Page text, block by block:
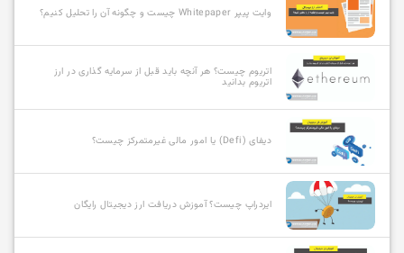
وایت پیپر Whitepaper چیست و چگونه آن را تحلیل کنیم؟
اتریوم چیست؟ هر آنچه باید قبل از سرمایه گذاری در ارز
اتریوم بدانید
دیفای (Defi) یا امور مالی غیرمتمرکز چیست؟
ایردراپ چیست؟ آموزش دریافت ارز دیجیتال رایگان